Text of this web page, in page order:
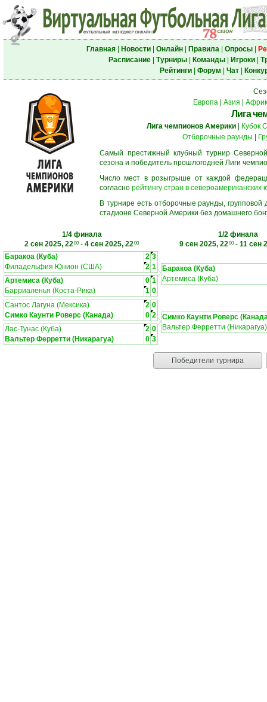
Главная| Новости| Онлайн| Правила| Опросы|
Расписание| Турниры| Команды| Игроки|
Рейтинги| Форум Чат|
Европа| Азия
Лига
Лига чемпионов Америки
Кубок
Отборочные раунды
Самый престижный клубный турнир
сезона и победитель прошлогодней Лиги
Число мест в розыгрыше от каждой
согласно рейтингу стран в североамериканских
В турнире есть отборочные раунды,
стадионе Северной Америки без домашнего
1/4 финала
2 сен 2025, 2200- 4 сен 2025, 2200
1/2 финала
9 сен 2025, 2200- 11 сен
Баракоа (Куба)
2 3
Филадельфия Юнион (США)
2 1
Артемиса (Куба)
0 1
Барриаленья (Коста-Рика)
1 0
Баракоа (Куба)
Артемиса (Куба)
Сантос Лагуна (Мексика) 2 0
Симко Каунти Роверс (Канада)
0 2
Лас-Тунас (Куба)
2 0
Вальтер Ферретти (Никарагуа)
0 3
Симко Каунти Роверс
Вальтер Ферретти (Никарагуа)
Победители турнира